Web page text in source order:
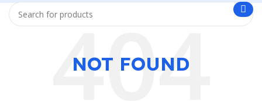
NOT FOUND